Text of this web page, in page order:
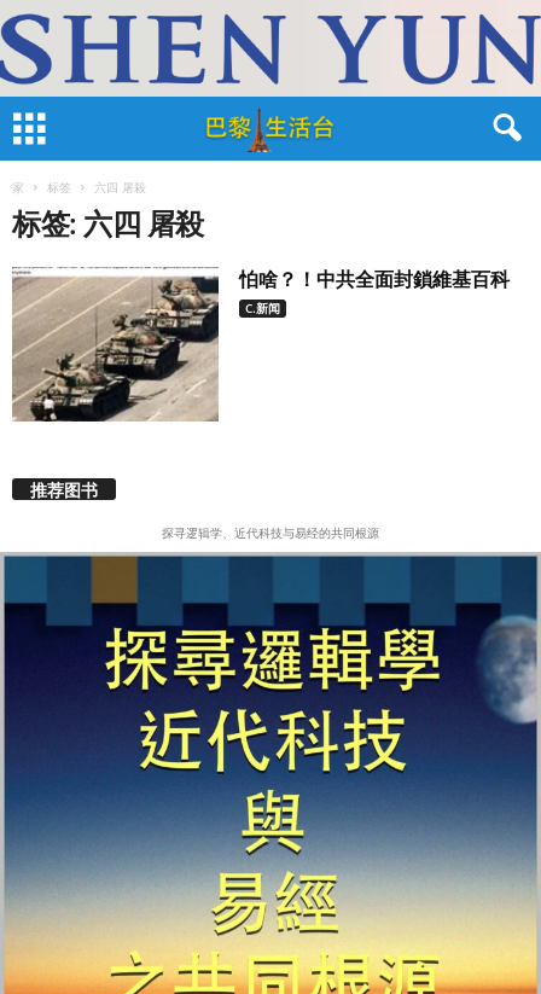
家 标签 六四 屠殺
标签: 六四 屠殺
怕啥？！中共全面封鎖維基百科
C.新闻
推荐图书
探寻逻辑学、近代科技与易经的共同根源